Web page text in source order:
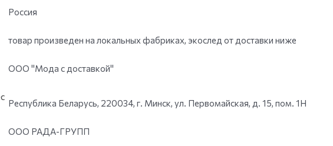
Россия
товар произведен на локальных фабриках, экослед от доставки ниже
ООО "Мода с доставкой"
Республика Беларусь, 220034, г. Минск, ул. Первомайская, д. 15, пом. 1Н
ООО РАДА-ГРУПП